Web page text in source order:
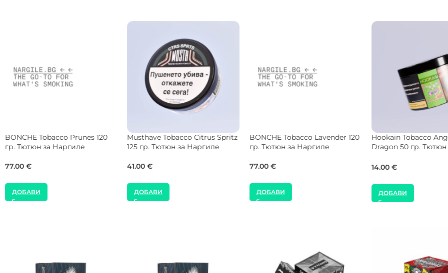
Adalya Tobacco Hawaii 50 гр.
Тютюн за Наргиле
12.27€
ДОБАВИ
Musthave Tobacco Sweet Peach
125 гр. Тютюн за Наргиле
41.00€
ДОБАВИ
SEBERO Tobacco Arctic Corn
Soda 25 гр. Тютюн за Наргиле
8.00€
ДОБАВИ
Holster Tobacco Viva
25 гр. Тютюн за
7.50€
ДОБАВИ